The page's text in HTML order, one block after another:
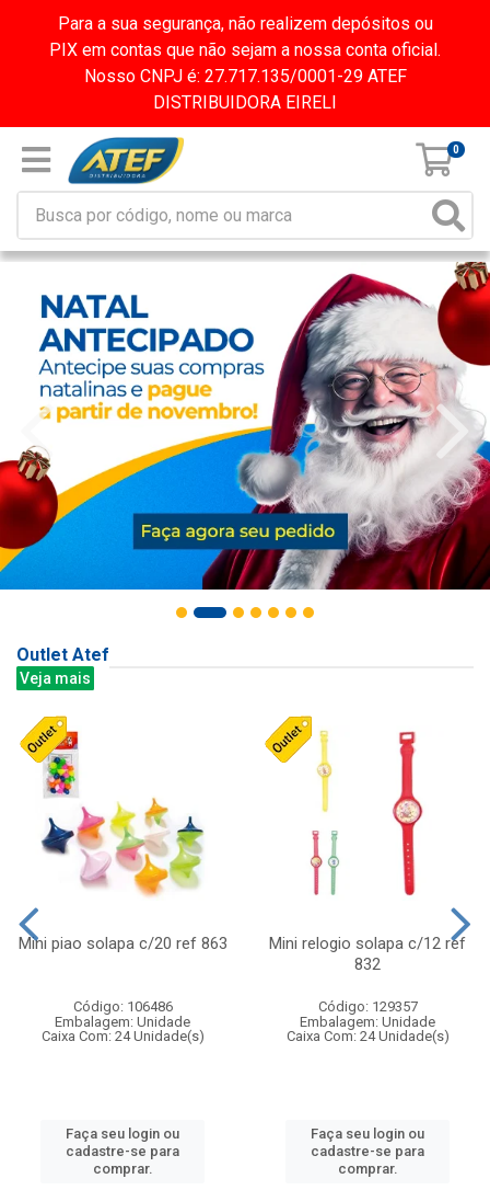
Para a sua segurança, não realizem depósitos ou
PIX em contas que não sejam a nossa conta oficial.
Nosso CNPJ é: 27.717.135/0001-29 ATEF
DISTRIBUIDORA EIRELI
0
Outlet Atef
Veja mais
Mini piao solapa c/20 ref 863
Código: 106486
Embalagem: Unidade
Caixa Com: 24 Unidade(s)
Faça seu login ou
cadastre-se para
comprar.
Mini relogio solapa c/12 ref
832
Código: 129357
Embalagem: Unidade
Caixa Com: 24 Unidade(s)
Faça seu login ou
cadastre-se para
comprar.